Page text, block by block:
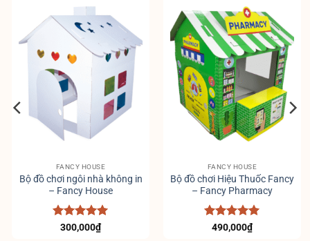
FANCY HOUSE
Bộ đồ chơi ngôi nhà không in
– Fancy House
Được xếp
300,000₫
FANCY HOUSE
Bộ đồ chơi Hiệu Thuốc Fancy
– Fancy Pharmacy
Được xếp
490,000₫